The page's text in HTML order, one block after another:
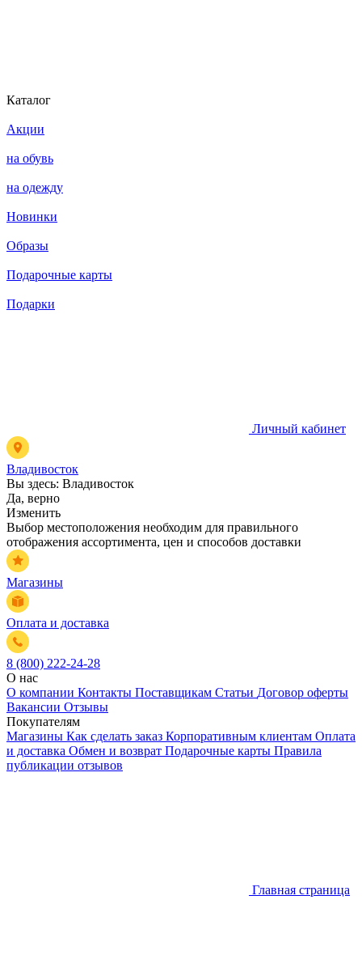
Каталог
Акции
на обувь
на одежду
Новинки
Образы
Подарочные карты
Подарки
Личный кабинет
Владивосток
Вы здесь: Владивосток
Да, верно
Изменить
Выбор местоположения необходим для правильного
отображения ассортимента, цен и способов доставки
Магазины
Оплата и доставка
8 (800) 222-24-28
О нас
О компании Контакты Поставщикам Статьи Договор оферты
Вакансии Отзывы
Покупателям
Магазины Как сделать заказ Корпоративным клиентам Оплата
и доставка Обмен и возврат Подарочные карты Правила
публикации отзывов
Главная страница